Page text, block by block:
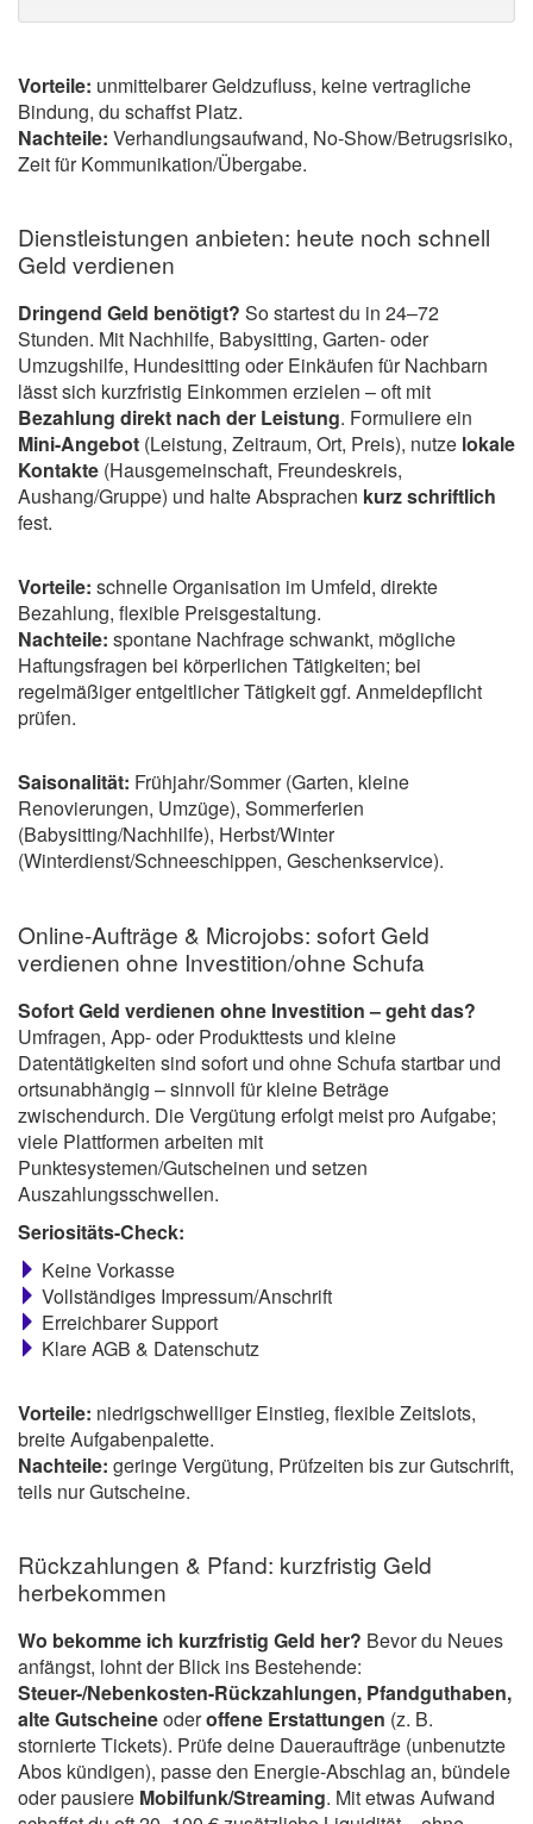
Vorteile: unmittelbarer Geldzufluss, keine vertragliche
Bindung, du schaffst Platz.
Nachteile: Verhandlungsaufwand, No-Show/Betrugsrisiko,
Zeit für Kommunikation/Übergabe.
Dienstleistungen anbieten: heute noch schnell
Geld verdienen
Dringend Geld benötigt? So startest du in 24–72
Stunden. Mit Nachhilfe, Babysitting, Garten- oder
Umzugshilfe, Hundesitting oder Einkäufen für Nachbarn
lässt sich kurzfristig Einkommen erzielen – oft mit
Bezahlung direkt nach der Leistung. Formuliere ein
Mini-Angebot (Leistung, Zeitraum, Ort, Preis), nutze lokale
Kontakte (Hausgemeinschaft, Freundeskreis,
Aushang/Gruppe) und halte Absprachen kurz schriftlich
fest.
Vorteile: schnelle Organisation im Umfeld, direkte
Bezahlung, flexible Preisgestaltung.
Nachteile: spontane Nachfrage schwankt, mögliche
Haftungsfragen bei körperlichen Tätigkeiten; bei
regelmäßiger entgeltlicher Tätigkeit ggf. Anmeldepflicht
prüfen.
Saisonalität: Frühjahr/Sommer (Garten, kleine
Renovierungen, Umzüge), Sommerferien
(Babysitting/Nachhilfe), Herbst/Winter
(Winterdienst/Schneeschippen, Geschenkservice).
Online-Aufträge & Microjobs: sofort Geld
verdienen ohne Investition/ohne Schufa
Sofort Geld verdienen ohne Investition – geht das?
Umfragen, App- oder Produkttests und kleine
Datentätigkeiten sind sofort und ohne Schufa startbar und
ortsunabhängig – sinnvoll für kleine Beträge
zwischendurch. Die Vergütung erfolgt meist pro Aufgabe;
viele Plattformen arbeiten mit
Punktesystemen/Gutscheinen und setzen
Auszahlungsschwellen.
Seriositäts-Check:
Keine Vorkasse
Vollständiges Impressum/Anschrift
Erreichbarer Support
Klare AGB & Datenschutz
Vorteile: niedrigschwelliger Einstieg, flexible Zeitslots,
breite Aufgabenpalette.
Nachteile: geringe Vergütung, Prüfzeiten bis zur Gutschrift,
teils nur Gutscheine.
Rückzahlungen & Pfand: kurzfristig Geld
herbekommen
Wo bekomme ich kurzfristig Geld her? Bevor du Neues
anfängst, lohnt der Blick ins Bestehende:
Steuer-/Nebenkosten-Rückzahlungen, Pfandguthaben,
alte Gutscheineoderoffene Erstattungen (z. B.
stornierte Tickets). Prüfe deine Daueraufträge (unbenutzte
Abos kündigen), passe den Energie-Abschlag an, bündele
oder pausiere Mobilfunk/Streaming. Mit etwas Aufwand